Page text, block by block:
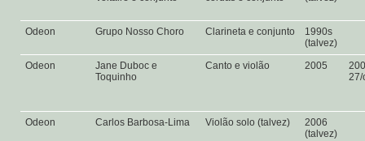
Odeon Grupo Nosso Choro Clarineta e conjunto
1990s
(talvez)
Odeon
Jane Duboc e
Toquinho
Canto e violão 2005
Odeon Carlos Barbosa-Lima Violão solo (talvez)
2006
(talvez)